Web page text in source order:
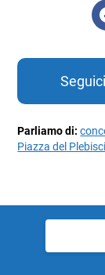
Parliamo di:
Piazza del
per: